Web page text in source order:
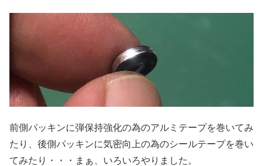
前側パッキンに弾保持強化の為のアルミテープを巻いてみ
たり、後側パッキンに気密向上の為のシールテープを巻い
てみたり・・・まぁ、いろいろやりました。